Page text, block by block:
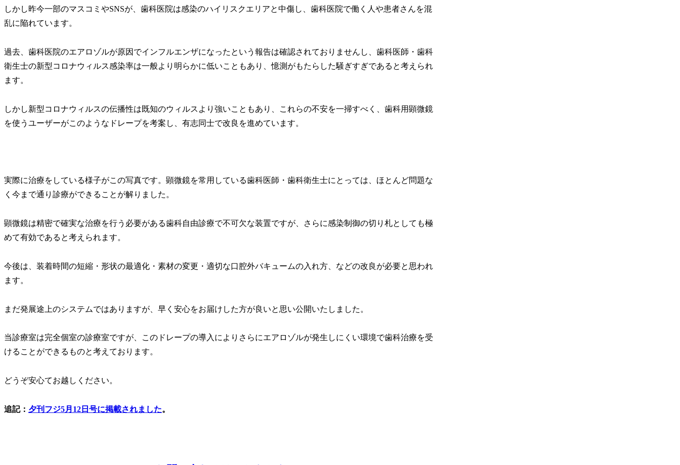
しかし昨今一部のマスコミやSNSが、歯科医院は感染のハイリスクエリアと中傷し、歯科医院で働く人や患者さんを混
乱に陥れています。
過去、歯科医院のエアロゾルが原因でインフルエンザになったという報告は確認されておりませんし、歯科医師・歯科
衛生士の新型コロナウィルス感染率は一般より明らかに低いこともあり、憶測がもたらした騒ぎすぎであると考えられ
ます。
しかし新型コロナウィルスの伝播性は既知のウィルスより強いこともあり、これらの不安を一掃すべく、歯科用顕微鏡
を使うユーザーがこのようなドレープを考案し、有志同士で改良を進めています。
実際に治療をしている様子がこの写真です。顕微鏡を常用している歯科医師・歯科衛生士にとっては、ほとんど問題な
く今まで通り診療ができることが解りました。
顕微鏡は精密で確実な治療を行う必要がある歯科自由診療で不可欠な装置ですが、さらに感染制御の切り札としても極
めて有効であると考えられます。
今後は、装着時間の短縮・形状の最適化・素材の変更・適切な口腔外バキュームの入れ方、などの改良が必要と思われ
ます。
まだ発展途上のシステムではありますが、早く安心をお届けした方が良いと思い公開いたしました。
当診療室は完全個室の診療室ですが、このドレープの導入によりさらにエアロゾルが発生しにくい環境で歯科治療を受
けることができるものと考えております。
どうぞ安心てお越しください。
追記： 夕刊フジ5月12日号に掲載されました。